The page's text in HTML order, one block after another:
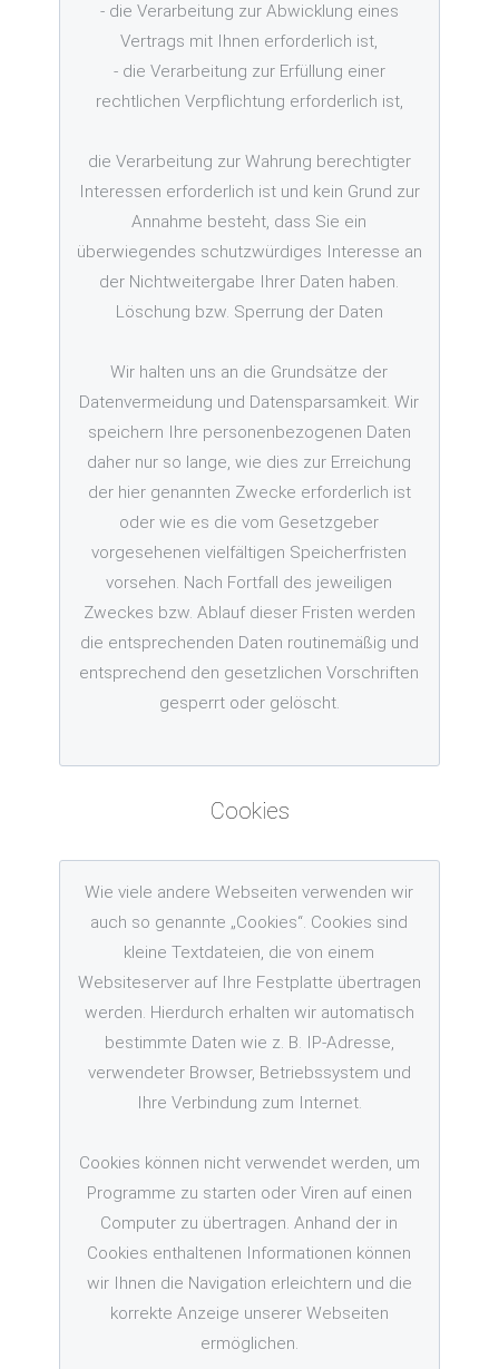
- die Verarbeitung zur Abwicklung eines
Vertrags mit Ihnen erforderlich ist,
- die Verarbeitung zur Erfüllung einer
rechtlichen Verpflichtung erforderlich ist,
die Verarbeitung zur Wahrung berechtigter
Interessen erforderlich ist und kein Grund zur
Annahme besteht, dass Sie ein
überwiegendes schutzwürdiges Interesse an
der Nichtweitergabe Ihrer Daten haben.
Löschung bzw. Sperrung der Daten
Wir halten uns an die Grundsätze der
Datenvermeidung und Datensparsamkeit. Wir
speichern Ihre personenbezogenen Daten
daher nur so lange, wie dies zur Erreichung
der hier genannten Zwecke erforderlich ist
oder wie es die vom Gesetzgeber
vorgesehenen vielfältigen Speicherfristen
vorsehen. Nach Fortfall des jeweiligen
Zweckes bzw. Ablauf dieser Fristen werden
die entsprechenden Daten routinemäßig und
entsprechend den gesetzlichen Vorschriften
gesperrt oder gelöscht.
Cookies
Wie viele andere Webseiten verwenden wir
auch so genannte „Cookies“. Cookies sind
kleine Textdateien, die von einem
Websiteserver auf Ihre Festplatte übertragen
werden. Hierdurch erhalten wir automatisch
bestimmte Daten wie z. B. IP-Adresse,
verwendeter Browser, Betriebssystem und
Ihre Verbindung zum Internet.
Cookies können nicht verwendet werden, um
Programme zu starten oder Viren auf einen
Computer zu übertragen. Anhand der in
Cookies enthaltenen Informationen können
wir Ihnen die Navigation erleichtern und die
korrekte Anzeige unserer Webseiten
ermöglichen.